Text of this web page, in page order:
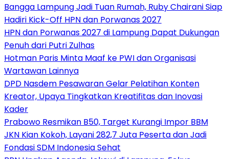
Bangga Lampung Jadi Tuan Rumah, Ruby Chairani Siap
Hadiri Kick-Off HPN dan Porwanas 2027
HPN dan Porwanas 2027 di Lampung Dapat Dukungan
Penuh dari Putri Zulhas
Hotman Paris Minta Maaf ke PWI dan Organisasi
Wartawan Lainnya
DPD Nasdem Pesawaran Gelar Pelatihan Konten
Kreator, Upaya Tingkatkan Kreatifitas dan Inovasi
Kader
Prabowo Resmikan B50, Target Kurangi Impor BBM
JKN Kian Kokoh, Layani 282,7 Juta Peserta dan Jadi
Fondasi SDM Indonesia Sehat